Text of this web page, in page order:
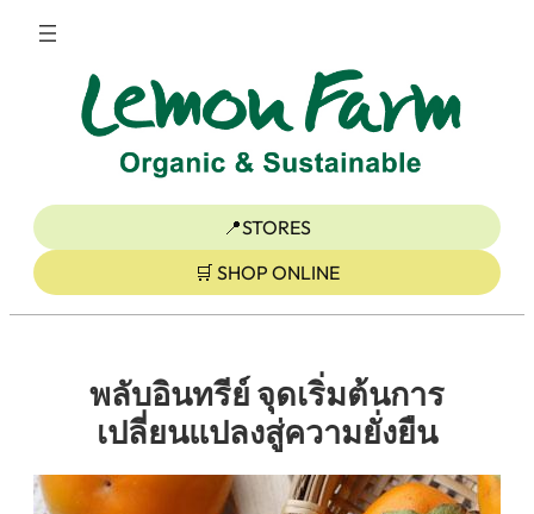
ข้าม
📍STORES
🛒 SHOP ONLINE
พลับอินทรีย์ จุดเริ่มต้นการ
เปลี่ยนแปลงสู่ความยั่งยืน